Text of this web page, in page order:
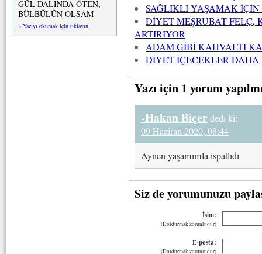
GÜL DALINDA ÖTEN,
BÜLBÜLÜN OLSAM
» Yazıyı okumak için tıklayın
SAĞLIKLI YAŞAMAK
DİYET MEŞRUBAT
ARTIRIYOR
ADAM GİBİ KAHVALTI
DİYET İÇECEKLER
Yazı için 1 yorum
-Hakan Biçerdedi ki:
09 Haziran 2020, 08:44
Aynen yaşamımla ispatlıdı
Siz de yorumunuzu
İsim:
(Doldurmak zorunludur)
E-posta:
(Doldurmak zorunludur)